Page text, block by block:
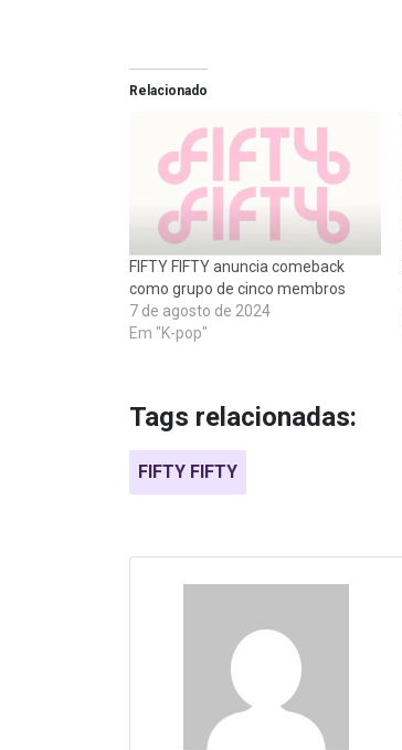
Relacionado
FIFTY FIFTY anuncia comeback
como grupo de cinco membros
7 de agosto de 2024
Em "K-pop"
Tags relacionadas:
FIFTY FIFTY